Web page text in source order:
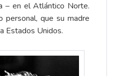
– en el Atlántico Norte.
personal, que su madre
Estados Unidos.